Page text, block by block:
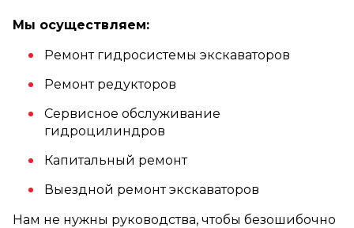
Мы осуществляем:
Ремонт гидросистемы экскаваторов
Ремонт редукторов
Сервисное обслуживание
гидроцилиндров
Капитальный ремонт
Выездной ремонт экскаваторов
Нам не нужны руководства, чтобы безошибочно